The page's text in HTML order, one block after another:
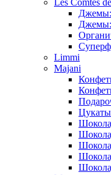
Les Comtes
Джемы:
Джемы:
Limmi
Majani